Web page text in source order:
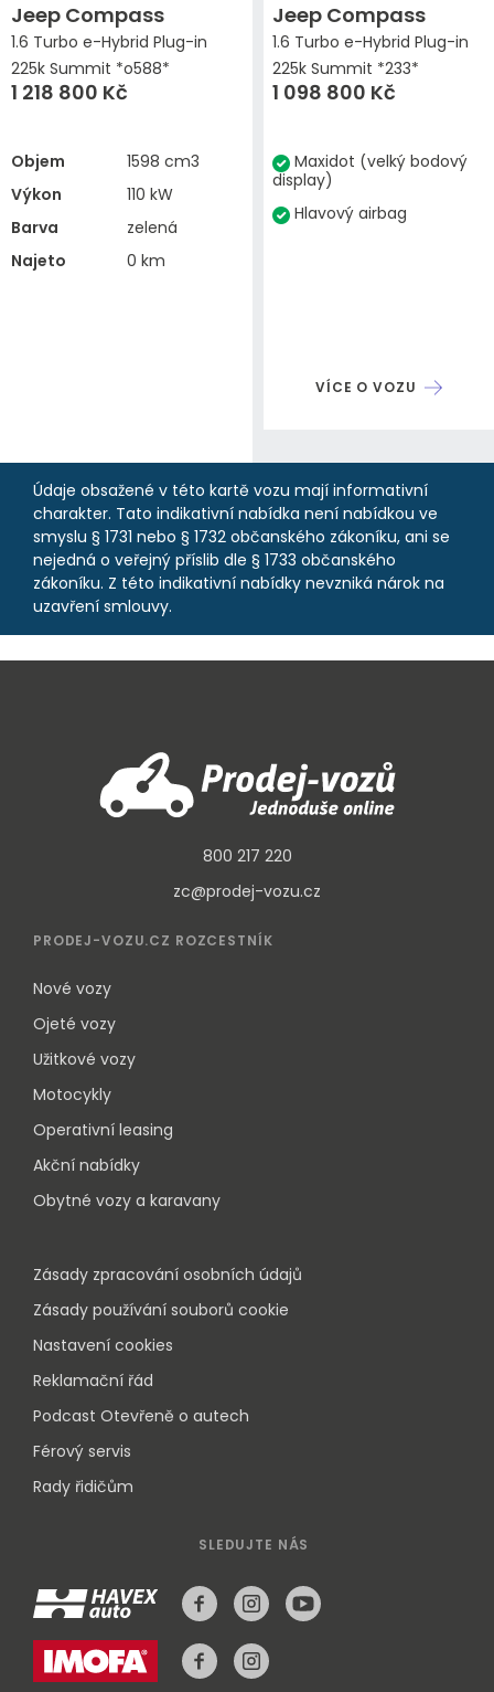
Jeep Compass
1.6 Turbo e-Hybrid Plug-in
225k Summit *o588*
1 218 800 Kč
Objem
Výkon
Barva
Najeto
1598 cm3
110 kW
zelená
0 km
Jeep Compass
1.6 Turbo e-Hybrid Plug-in
225k Summit *233*
1 098 800 Kč
Maxidot (velký bodový
display)
Hlavový airbag
VÍCE O VOZU
Údaje obsažené v této kartě vozu mají informativní
charakter. Tato indikativní nabídka není nabídkou ve
smyslu § 1731 nebo § 1732 občanského zákoníku, ani se
nejedná o veřejný příslib dle § 1733 občanského
zákoníku. Z této indikativní nabídky nevzniká nárok na
uzavření smlouvy.
800 217 220
zc@prodej-vozu.cz
PRODEJ-VOZU.CZ ROZCESTNÍK
Nové vozy
Ojeté vozy
Užitkové vozy
Motocykly
Operativní leasing
Akční nabídky
Obytné vozy a karavany
Zásady zpracování osobních údajů
Zásady používání souborů cookie
Nastavení cookies
Reklamační řád
Podcast Otevřeně o autech
Férový servis
Rady řidičům
SLEDUJTE NÁS